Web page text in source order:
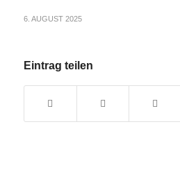
6. AUGUST 2025
Eintrag teilen